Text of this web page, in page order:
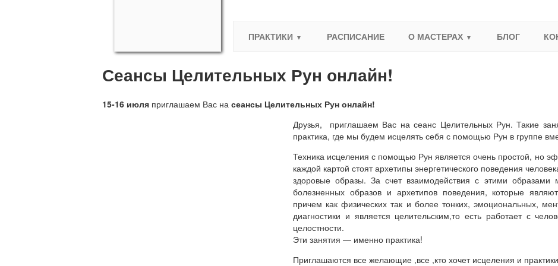
ПРАКТИКИ
РАСПИСАНИЕ О МАСТЕРАХ БЛОГ
Сеансы Целительных Рун онлайн!
15-16 июля приглашаем Вас на сеансы Целительных Рун онлайн!
Друзья, приглашаем Вас на сеанс Целительных Рун. Такие
практика, где мы будем исцелять себя с помощью Рун в группе
Техника исцеления с помощью Рун является очень простой, но
каждой картой стоят архетипы энергетического поведения
здоровые образы. За счет взаимодействия с этими образами
болезненных образов и архетипов поведения, которые
причем как физических так и более тонких, эмоциональных,
диагностики и является целительским,то есть работает с
целостности.
Эти занятия — именно практика!
Приглашаются все желающие ,все ,кто хочет исцеления и